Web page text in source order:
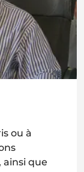
ou à
ainsi que